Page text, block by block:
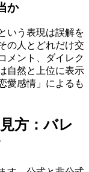
か
いう表現は誤解を
の人とどれだけ交
メント、ダイレク
自然と上位に表示
愛感情」によるも
方：バレ